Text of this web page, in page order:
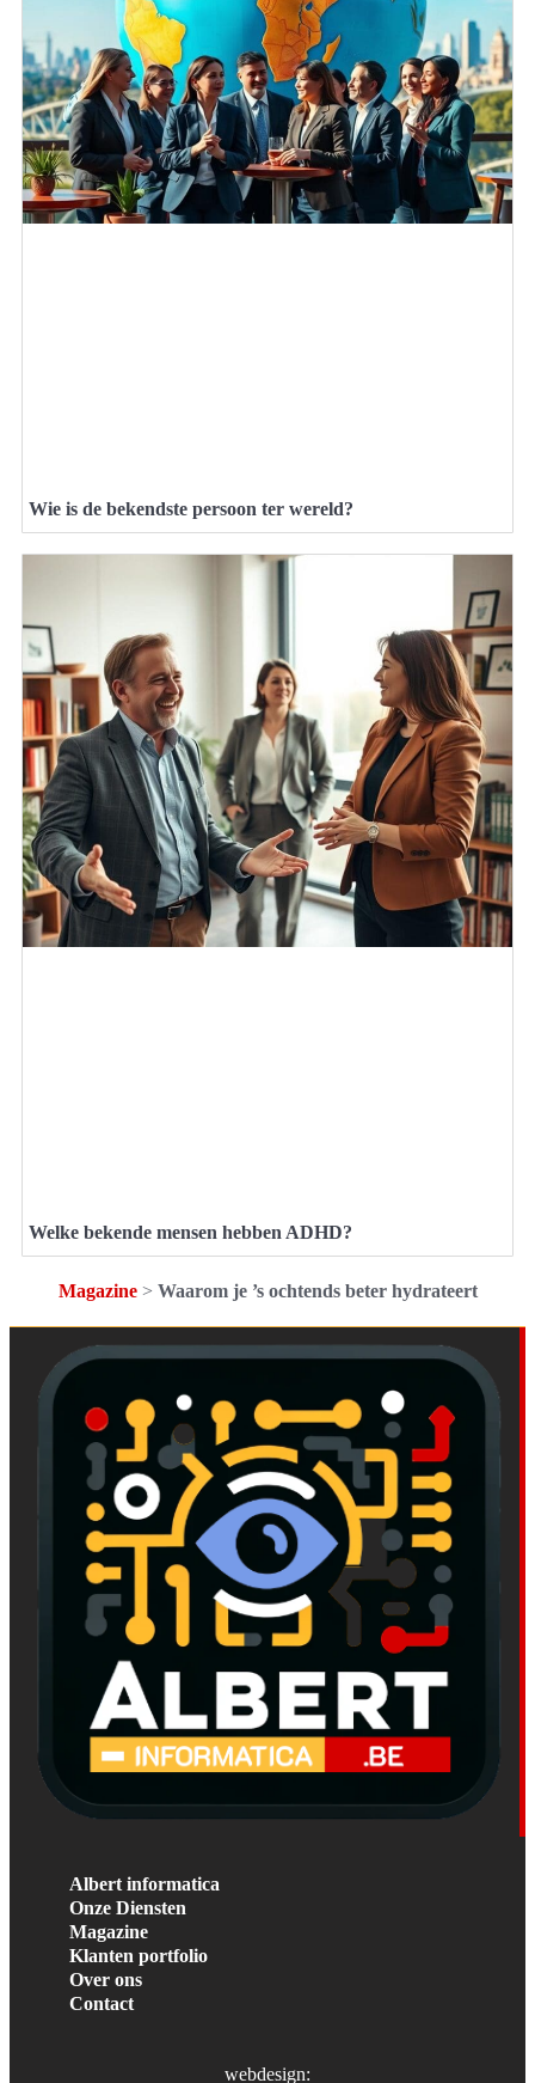
Wie is de bekendste persoon ter wereld?
Welke bekende mensen hebben ADHD?
Magazine> Waarom je ’s ochtends beter hydrateert
Albert informatica
Onze Diensten
Magazine
Klanten portfolio
Over ons
Contact
webdesign: